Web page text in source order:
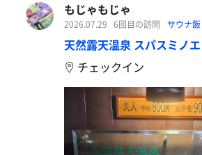
もじゃもじゃ
2026.07.29 6回目の訪問 サウナ飯
天然露天温泉 スパスミノエ
チェックイン